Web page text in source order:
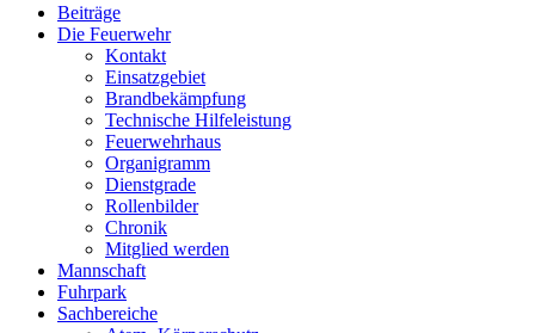
Beiträge
Die Feuerwehr
Kontakt
Einsatzgebiet
Brandbekämpfung
Technische Hilfeleistung
Feuerwehrhaus
Organigramm
Dienstgrade
Rollenbilder
Chronik
Mitglied werden
Mannschaft
Fuhrpark
Sachbereiche